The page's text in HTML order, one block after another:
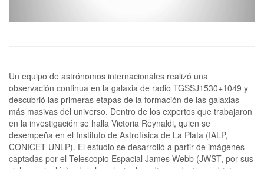
Un equipo de astrónomos internacionales realizó una
observación continua en la galaxia de radio TGSSJ1530+1049 y
descubrió las primeras etapas de la formación de las galaxias
más masivas del universo. Dentro de los expertos que trabajaron
en la investigación se halla Victoria Reynaldi, quien se
desempeña en el Instituto de Astrofísica de La Plata (IALP,
CONICET-UNLP). El estudio se desarrolló a partir de imágenes
captadas por el Telescopio Espacial James Webb (JWST, por sus